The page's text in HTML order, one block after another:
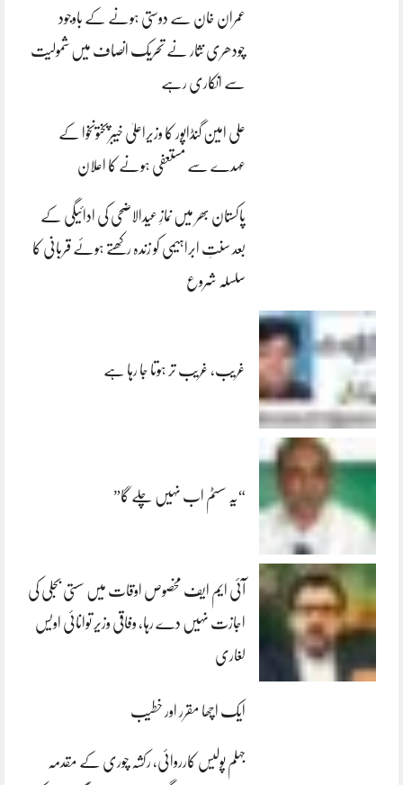
عمران خان سے دوستی ہونے کے باوجود
چودھری نثار نے تحریک انصاف میں شمولیت
سے انکاری رہے
علی امین گنڈاپور کا وزیراعلیٰ خیبرپختونخوا کے
عہدے سے مستعفی ہونے کا اعلان
پاکستان بھر میں نمازِ عیدالاضحی کی ادائیگی کے
بعد سنتِ ابراہیمی کو زندہ رکھتے ہوئے قربانی کا
سلسلہ شروع
غریب، غریب تر ہوتا جا رہا ہے
“یہ سسٹم اب نہیں چلے گا”
آئی ایم ایف مخصوص اوقات میں سستی بجلی کی
اجازت نہیں دے رہا، وفاقی وزیر توانائی اویس
لغاری
ایک اچھا مقرر اور خطیب
جہلم پولیس کارروائی، رکشہ چوری کے مقدمہ